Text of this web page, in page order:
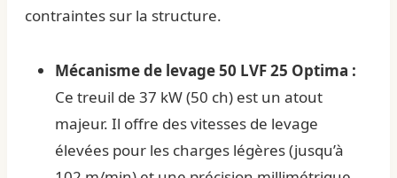
contraintes sur la structure.
Mécanisme de levage 50 LVF 25 Optima :
Ce treuil de 37 kW (50 ch) est un atout
majeur. Il offre des vitesses de levage
élevées pour les charges légères (jusqu’à